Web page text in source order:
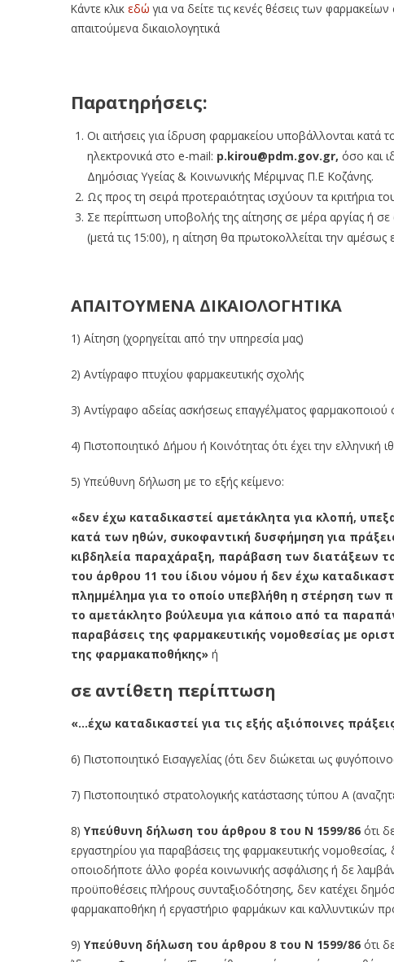
Κάντε κλικ εδώ για να δείτε τις κενές θέσεις των φαρμακείων
απαιτούμενα δικαιολογητικά
Παρατηρήσεις:
Οι αιτήσεις για ίδρυση φαρμακείου υποβάλλονται
ηλεκτρονικά στο e-mail: p.kirou@pdm.gov.gr, όσο και
Δημόσιας Υγείας & Κοινωνικής Μέριμνας Π.Ε Κοζάνης.
Ως προς τη σειρά προτεραιότητας ισχύουν τα
Σε περίπτωση υποβολής της αίτησης σε μέρα αργίας ή
(μετά τις 15:00), η αίτηση θα πρωτοκολλείται την
ΑΠΑΙΤΟΥΜΕΝΑ ΔΙΚΑΙΟΛΟΓΗΤΙΚΑ
1) Αίτηση (χορηγείται από την υπηρεσία μας)
2) Αντίγραφο πτυχίου φαρμακευτικής σχολής
3) Αντίγραφο αδείας ασκήσεως επαγγέλματος φαρμακοποιού
4) Πιστοποιητικό Δήμου ή Κοινότητας ότι έχει την ελληνική
5) Υπεύθυνη δήλωση με το εξής κείμενο:
«δεν έχω καταδικαστεί αμετάκλητα για κλοπή,
κατά των ηθών, συκοφαντική δυσφήμηση για
κιβδηλεία παραχάραξη, παράβαση των διατάξεων
του άρθρου 11 του ίδιου νόμου ή δεν έχω
πλημμέλημα για το οποίο υπεβλήθη η στέρηση των
το αμετάκλητο βούλευμα για κάποιο από τα
παραβάσεις της φαρμακευτικής νομοθεσίας με
της φαρμακαποθήκης» ή
σε αντίθετη περίπτωση
«…έχω καταδικαστεί για τις εξής αξιόποινες
6) Πιστοποιητικό Εισαγγελίας (ότι δεν διώκεται ως
7) Πιστοποιητικό στρατολογικής κατάστασης τύπου Α
8) Υπεύθυνη δήλωση του άρθρου 8 του Ν 1599/86 ότι
εργαστηρίου για παραβάσεις της φαρμακευτικής
οποιοδήποτε άλλο φορέα κοινωνικής ασφάλισης ή δε
προϋποθέσεις πλήρους συνταξιοδότησης, δεν κατέχει
φαρμακαποθήκη ή εργαστήριο φαρμάκων και καλλυντικών
9) Υπεύθυνη δήλωση του άρθρου 8 του Ν 1599/86 ότι